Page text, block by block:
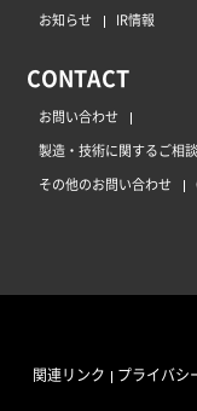
お知らせ IR情報
CONTACT
お問い合わせ
製造・技術に関するご相
その他のお問い合わせ
関連リンク プライバシ